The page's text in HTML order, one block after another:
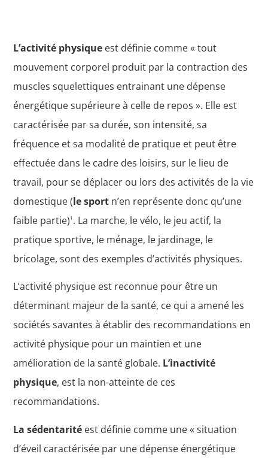
L’activité physique est définie comme « tout
mouvement corporel produit par la contraction des
muscles squelettiques entrainant une dépense
énergétique supérieure à celle de repos ». Elle est
caractérisée par sa durée, son intensité, sa
fréquence et sa modalité de pratique et peut être
effectuée dans le cadre des loisirs, sur le lieu de
travail, pour se déplacer ou lors des activités de la vie
domestique (le sport n’en représente donc qu’une
faible partie)1 . La marche, le vélo, le jeu actif, la
pratique sportive, le ménage, le jardinage, le
bricolage, sont des exemples d’activités physiques.
L’activité physique est reconnue pour être un
déterminant majeur de la santé, ce qui a amené les
sociétés savantes à établir des recommandations en
activité physique pour un maintien et une
amélioration de la santé globale. L’inactivité
physique, est la non-atteinte de ces
recommandations.
La sédentarité est définie comme une « situation
d’éveil caractérisée par une dépense énergétique